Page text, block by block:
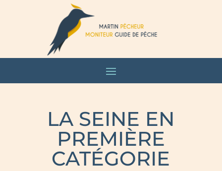
LA SEINE EN
PREMIÈRE
CATÉGORIE